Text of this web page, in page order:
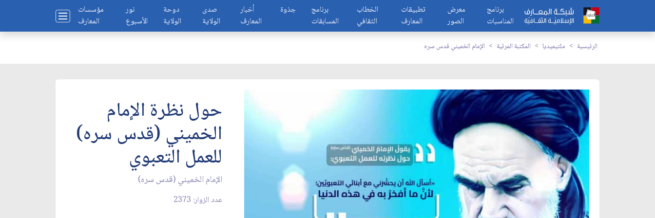
مؤسسات
المعارف
نور
الأسبوع
دوحة
الولاية
صدى
الولاية
أخبار
المعارف
جذوة
برنامج
المسابقات
الخطاب
الثقافي
تطبيقات
المعارف
معرض
الصور
برنامج
المناسبات
الرئيسية ملتيميديا المكتبة المرئية الإمام الخميني قدس سره
حول نظرة الإمام
الخميني (قدس سره)
للعمل التعبوي
الإمام الخميني (قدس سره)
عدد الزوار: 2373